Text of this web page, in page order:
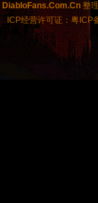
DiabloFans.Com.Cn 整
ICP经营许可证：粤